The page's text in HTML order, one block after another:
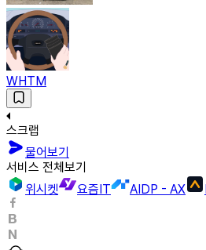
WHTM
스크랩
물어보기
서비스 전체보기
위시켓
요즘IT AIDP - AX